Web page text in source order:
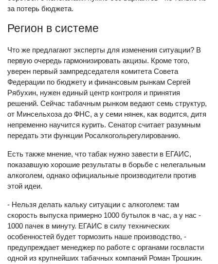
за потерь бюджета.
Регион в системе
Что же предлагают эксперты для изменения ситуации? В
первую очередь гармонизировать акцизы. Кроме того,
уверен первый зампредседателя комитета Совета
Федерации по бюджету и финансовым рынкам Сергей
Рябухин, нужен единый центр контроля и принятия
решений. Сейчас табачным рынком ведают семь структур,
от Минсельхоза до ФНС, а у семи нянек, как водится, дитя
непременно научится курить. Сенатор считает разумным
передать эти функции Росалкогольрегулированию.
Есть также мнение, что табак нужно завести в ЕГАИС,
показавшую хорошие результаты в борьбе с нелегальным
алкоголем, однако официальные производители против
этой идеи.
- Нельзя делать кальку ситуации с алкоголем: там
скорость выпуска примерно 1000 бутылок в час, а у нас -
1000 пачек в минуту. ЕГАИС в силу технических
особенностей будет тормозить наше производство, -
предупреждает менеджер по работе с органами госвласти
одной из крупнейших табачных компаний Роман Трошкин.